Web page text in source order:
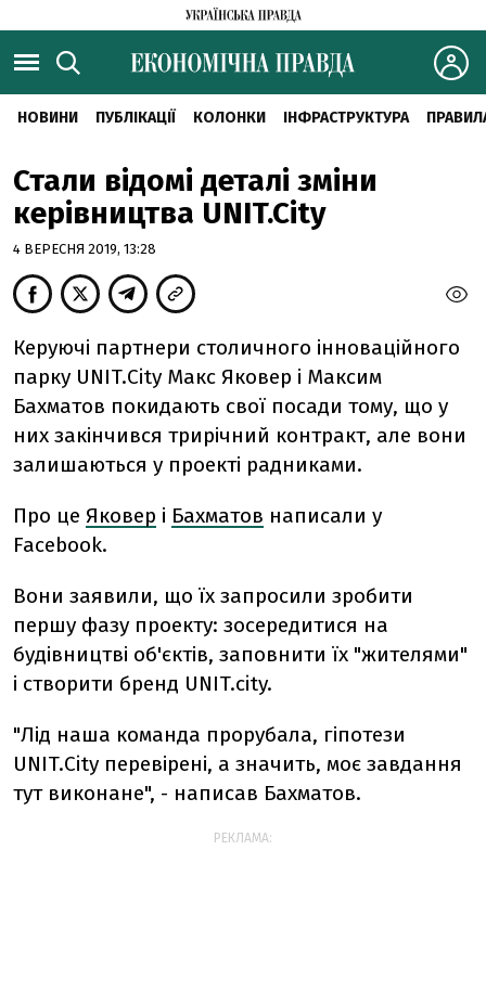
НОВИНИ ПУБЛІКАЦІЇ КОЛОНКИ ІНФРАСТРУКТУРА
Стали відомі деталі зміни
керівництва UNIT.City
4 ВЕРЕСНЯ 2019, 13:28
Керуючі партнери столичного інноваційного
парку UNIT.City Макс Яковер і Максим
Бахматов покидають свої посади тому, що у
них закінчився трирічний контракт, але вони
залишаються у проекті радниками.
Про це Яковер і Бахматов написали у
Facebook.
Вони заявили, що їх запросили зробити
першу фазу проекту: зосередитися на
будівництві об'єктів, заповнити їх "жителями"
і створити бренд UNIT.city.
"Лід наша команда прорубала, гіпотези
UNIT.City перевірені, а значить, моє завдання
тут виконане", - написав Бахматов.
РЕКЛАМА: